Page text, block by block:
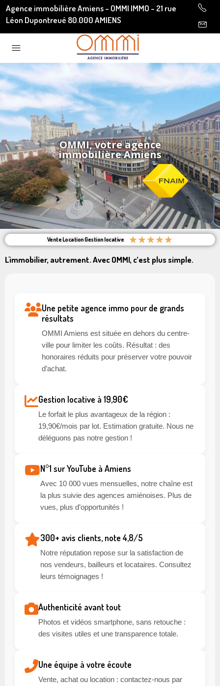
Agence immobilière Amiens - OMMI IMMO - 21 rue
Léon Dupontreué 80.000 AMIENS
OMMI, votre agence
immobilière Amiens
Vente Location Gestion locative ★★★★★
L'immobilier, autrement. Avec OMMI, c’est plus simple.
Une petite agence immo pour de grands
résultats
OMMI Amiens est située en dehors du centre-
ville pour limiter les coûts. Résultat : des
honoraires réduits pour préserver votre pouvoir
d’achat.
Gestion locative à 19,90€
Le forfait le plus avantageux de la région :
19,90€/mois par lot. Estimation gratuite. Nous ne
déléguons pas notre gestion !
N°1 sur YouTube à Amiens
Avec 10 000 vues mensuelles, notre chaîne est
la plus suivie des agences amiénoises. Plus de
vues, plus d’opportunités !
300+ avis clients, note 4,8/5
Notre réputation repose sur la satisfaction de
nos vendeurs, bailleurs et locataires. Consultez
leurs témoignages !
Authenticité avant tout
Photos et vidéos smartphone, sans retouche :
des visites utiles et une transparence totale.
Une équipe à votre écoute
Vente, achat ou location : contactez-nous par